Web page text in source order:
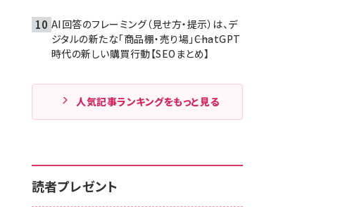
AI回答のフレーミング（見せ方・提示）は、デ
ジタルの新たな「商品棚・売り場」――ChatGPT
時代の新しい購買行動【SEOまとめ】
人気記事ランキングをもっと見る
読者プレゼント